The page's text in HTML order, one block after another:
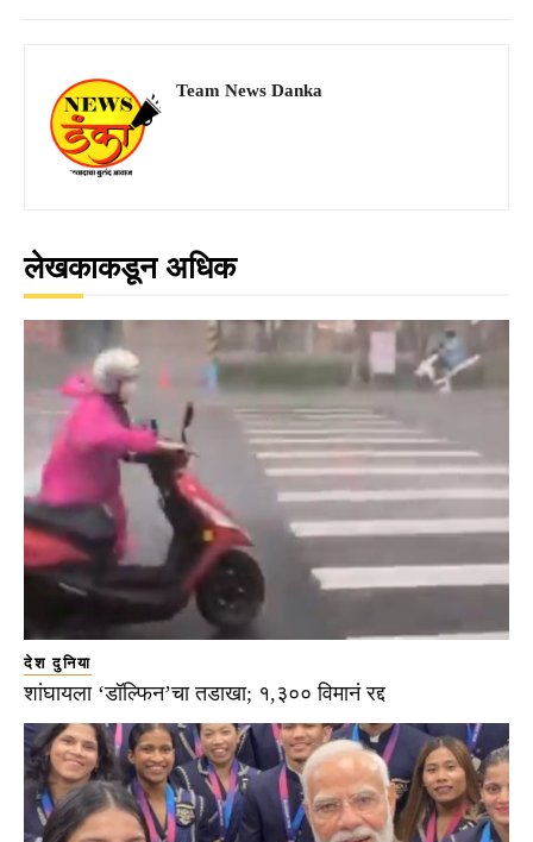
Team News Danka
लेखकाकडून अधिक
देश दुनिया
शांघायला ‘डॉल्फिन’चा तडाखा; १,३०० विमानं रद्द